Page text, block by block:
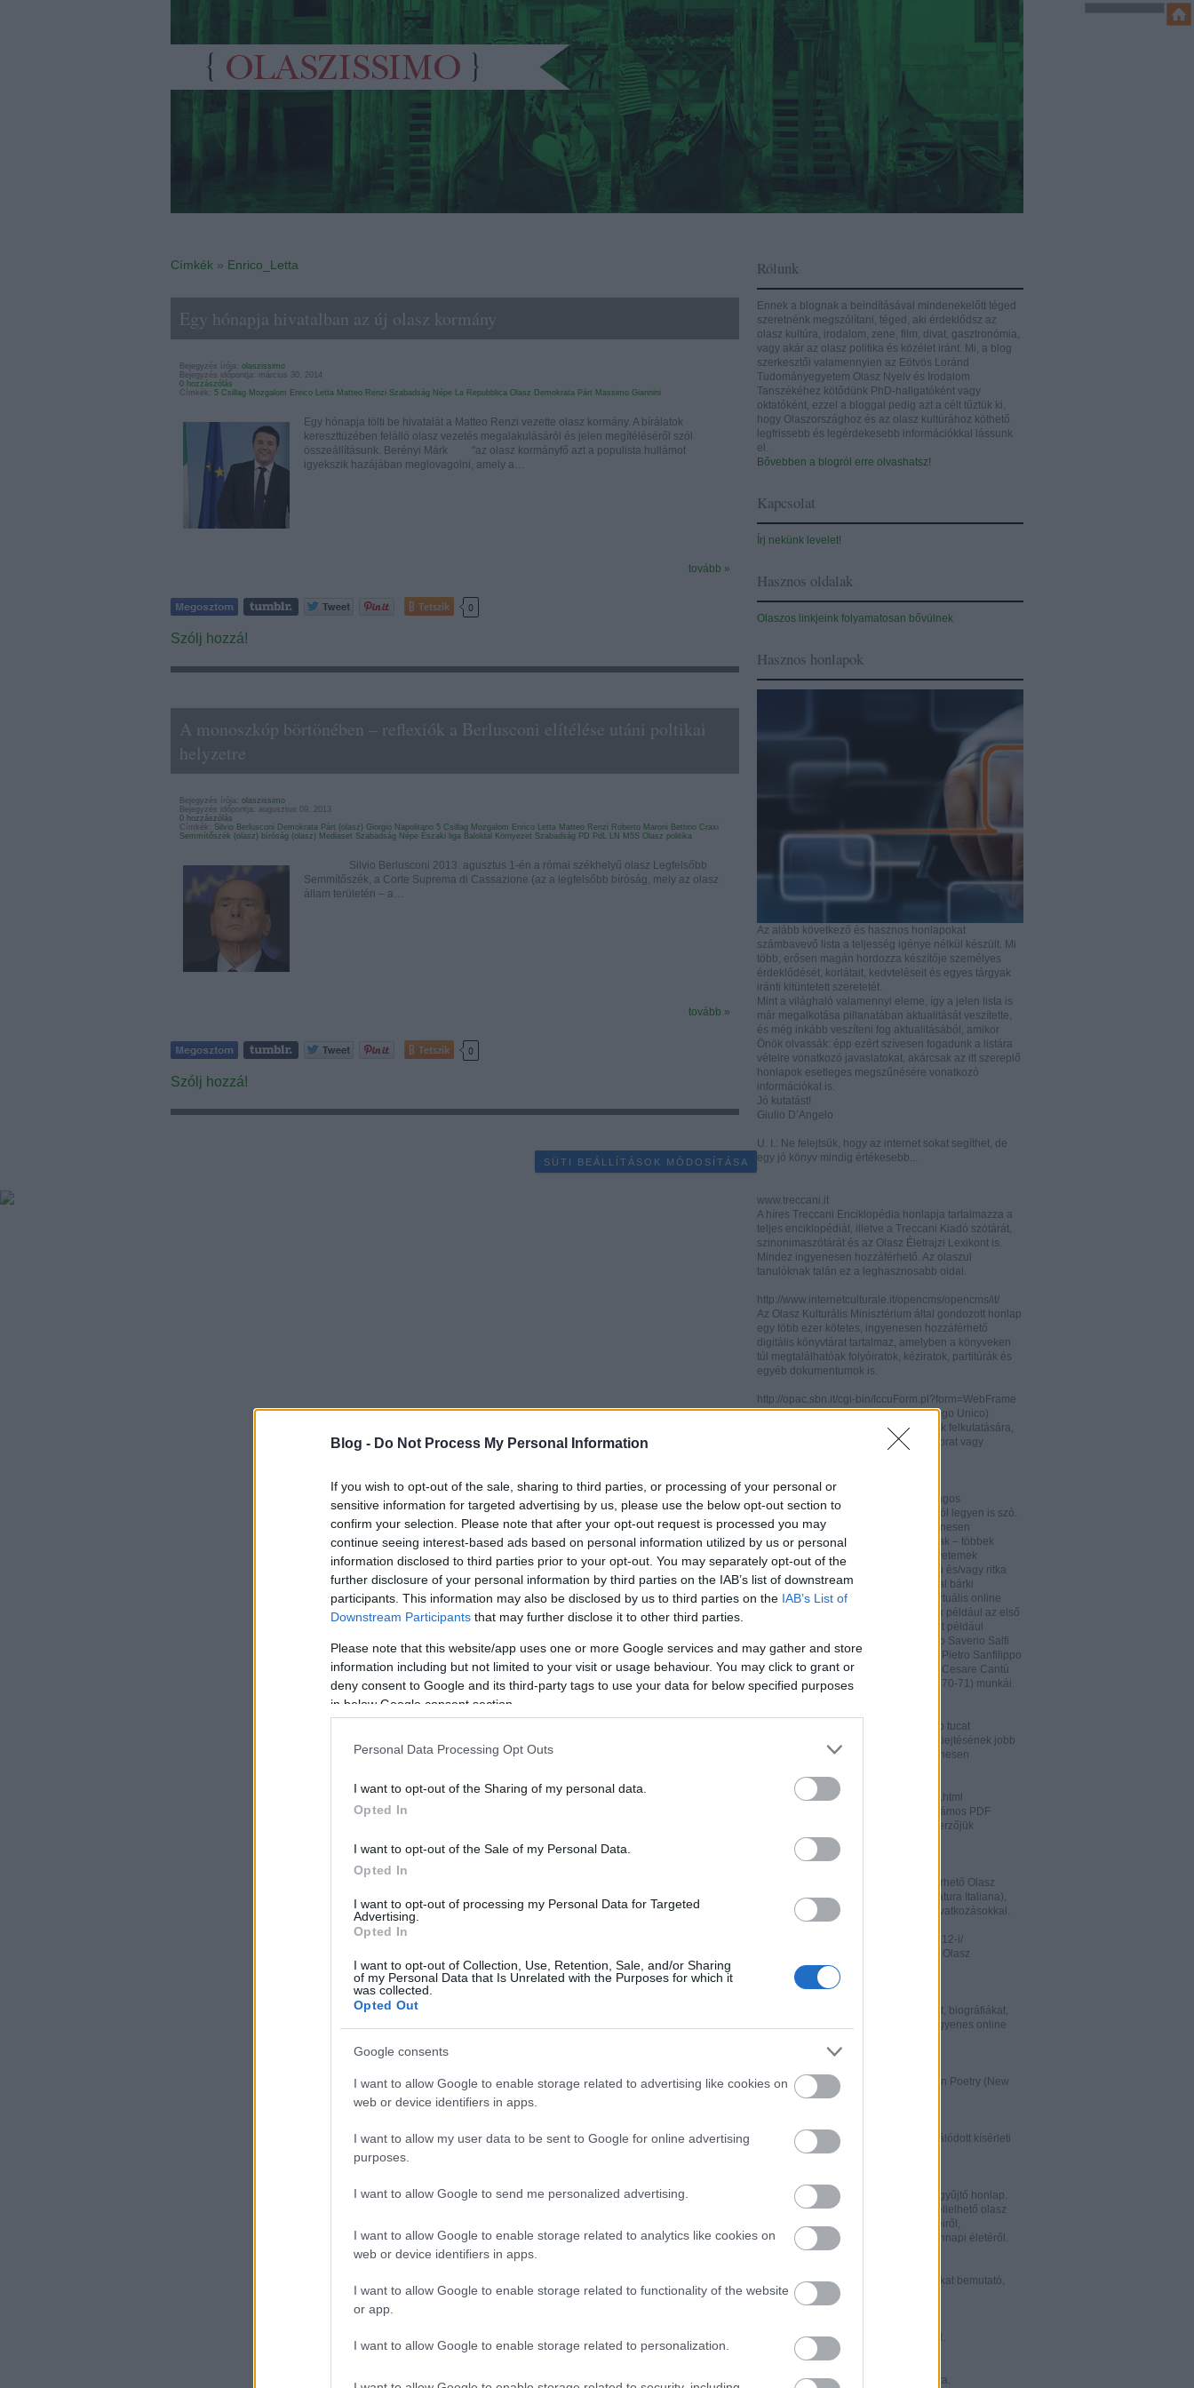
Blog - Do Not Process My Personal Information
If you wish to opt-out of the sale, sharing to third parties, or processing of your personal or
sensitive information for targeted advertising by us, please use the below opt-out section to
confirm your selection. Please note that after your opt-out request is processed you may
continue seeing interest-based ads based on personal information utilized by us or personal
information disclosed to third parties prior to your opt-out. You may separately opt-out of the
further disclosure of your personal information by third parties on the IAB’s list of downstream
participants. This information may also be disclosed by us to third parties on the IAB’s List of
Downstream Participants that may further disclose it to other third parties.
Please note that this website/app uses one or more Google services and may gather and store
information including but not limited to your visit or usage behaviour. You may click to grant or
deny consent to Google and its third-party tags to use your data for below specified purposes
in below Google consent section.
Personal Data Processing Opt Outs
I want to opt-out of the Sharing of my personal data.
Opted In
I want to opt-out of the Sale of my Personal Data.
Opted In
I want to opt-out of processing my Personal Data for Targeted
Advertising.
Opted In
I want to opt-out of Collection, Use, Retention, Sale, and/or Sharing
of my Personal Data that Is Unrelated with the Purposes for which it
was collected.
Opted Out
Google consents
I want to allow Google to enable storage related to advertising like cookies on
web or device identifiers in apps.
I want to allow my user data to be sent to Google for online advertising
purposes.
I want to allow Google to send me personalized advertising.
I want to allow Google to enable storage related to analytics like cookies on
web or device identifiers in apps.
I want to allow Google to enable storage related to functionality of the website
or app.
I want to allow Google to enable storage related to personalization.
Rólunk
Ennek a blognak a beindításával mindenekelőtt téged
szeretnénk megszólítani, téged, aki érdeklődsz az
olasz kultúra, irodalom, zene, film, divat, gasztronómia,
vagy akár az olasz politika és közélet iránt. Mi, a blog
szerkesztői valamennyien az Eötvös Loránd
Tudományegyetem Olasz Nyelv és Irodalom
Tanszékéhez kötődünk PhD-hallgatóként vagy
oktatóként, ezzel a bloggal pedig azt a célt tűztük ki,
hogy Olaszországhoz és az olasz kultúrához köthető
legfrissebb és legérdekesebb információkkal lássunk
el.
Bővebben a blogról erre olvashatsz!
Kapcsolat
Írj nekünk levelet!
Hasznos oldalak
Olaszos linkjeink folyamatosan bővülnek
Hasznos honlapok
Az alább következő és hasznos honlapokat
számbavevő lista a teljesség igénye nélkül készült. Mi
több, erősen magán hordozza készítője személyes
érdeklődését, korlátait, kedvteléseit és egyes tárgyak
iránti kitüntetett szeretetét.
Mint a világhaló valamennyi eleme, így a jelen lista is
már megalkotása pillanatában aktualitását veszítette,
és még inkább veszíteni fog aktualitásából, amikor
Önök olvassák: épp ezért szívesen fogadunk a listára
vételre vonatkozó javaslatokat, akárcsak az itt szereplő
honlapok esetleges megszűnésére vonatkozó
információkat is.
Jó kutatást!
Giulio D’Angelo
U. I.: Ne felejtsük, hogy az internet sokat segíthet, de
egy jó könyv mindig értékesebb...
www.treccani.it
A híres Treccani Enciklopédia honlapja tartalmazza a
teljes enciklopédiát, illetve a Treccani Kiadó szótárát,
szinonimaszótárát és az Olasz Életrajzi Lexikont is.
Mindez ingyenesen hozzáférhető. Az olaszul
tanulóknak talán ez a leghasznosabb oldal.
http://www.internetculturale.it/opencms/opencms/it/
Az Olasz Kulturális Minisztérium által gondozott honlap
egy több ezer kötetes, ingyenesen hozzáférhető
digitális könyvtárat tartalmaz, amelyben a könyveken
túl megtalálhatóak folyóiratok, kéziratok, partitúrák és
egyéb dokumentumok is.
http://opac.sbn.it/cgi-bin/IccuForm.pl?form=WebFrame
Az ICCU (Istituto Centrale per il Catalogo Unico)
keresőrendszere. Hasznos lehet annak felkutatására,
hogy hol lelhető fel egy-egy könyv, kézirat vagy
http://books.google.it/
A könyveknek és folyóiratoknak valóságos
kincseskamrája ez, bármelyik századról legyen is szó.
Ezen az oldalon olvashatóak és ingyenesen
letölthetőek minden nemzetiségű írónak – többek
között olaszoknak is – az amerikai egyetemek
könyvtáraiban digitalizált, első kiadású és/vagy ritka
könyvei. Egy Google vagy Gmail fiókkal bárki
létrehozhatja és megőrizheti a saját virtuális online
könyvtárát. A honlapon megtalálhatóak például az első
olasz irodalomtörténeti munkák is, mint például
Girolamo Tiraboschi (1825), Francesco Saverio Salfi
(1834), Giuseppe Maffei (1852-1853), Pietro Sanfilippo
(1859), Paolo Emiliani-Giudici (1863), Cesare Cantù
(1865) vagy Francesco De Sanctis (1870-71) munkái.
2.495 e-könyv, 6.320 zenei darab, több tucat
hangoskönyv segíthet az olasz nyelv kiejtésének jobb
elsajátításában. Valamennyi file ingyenesen
http://www.letteraturaitaliana.net/index.html
Az előzőhöz nagyon hasonló oldal, számos PDF
formátumú olasz irodalmi művel és szerzőjük
életrajzával gazdagítva.
Antonio Piromalli ingyenesen hozzáférhető Olasz
irodalomtörténet-e (Storia della Letteratura Italiana),
digitális keresőprogrammal és hiperhivatkozásokkal.
http://www3.unibo.it/boll900/numeri/2012-i/
«Bollettino '900». A Bolognai Egyetem Olasz
Tanszékének online folyóirata.
Régi és kortárs olasz irodalmi műveket, biográfiákat,
szerzőket és recenziókat bemutató, ingyenes online
Gradiva - International Journal of Italian Poetry (New
York - Roma)
Az iskolai irodalomoktatásra specializálódott kísérleti
folyóirat.
A világ italianisztikai folyóiratait egybegyűjtő honlap.
Számos információt kínál a világban fellelhető olasz
tanszékek folyóiratairól, kiadott könyveiről,
publikációiról, ösztöndíjairól és mindennapi életéről.
Régi és ritka történelmi dokumentumokat bemutató,
érdekes és könnyen átlátható honlap.
Irodalmi és egyéb témákat kínáló oldal.
A rangos olasz folyóirat online változata.
Címkék » Enrico_Letta
Egy hónapja hivatalban az új olasz kormány
Bejegyzés írója: olaszissimo
Bejegyzés időpontja: március 30, 2014
0 hozzászólás
Címkék: 5 Csillag Mozgalom Enrico Letta Matteo Renzi Szabadság Népe La Repubblica Olasz Demokrata Párt Massimo Giannini
Egy hónapja tölti be hivatalát a Matteo Renzi vezette olasz kormány. A bírálatok
kereszttüzében felálló olasz vezetés megalakulásáról és jelen megítéléséről szól
összeállításunk. Berényi Márk "az olasz kormányfő azt a populista hullámot
igyekszik hazájában meglovagolni, amely a…
tovább »
Tetszik 0
Szólj hozzá!
A monoszkóp börtönében – reflexiók a Berlusconi elítélése utáni poltikai
helyzetre
Bejegyzés írója: olaszissimo
Bejegyzés időpontja: augusztus 09, 2013
0 hozzászólás
Címkék: Silvio Berlusconi Demokrata Párt (olasz) Giorgio Napolitano 5 Csillag Mozgalom Enrico Letta Matteo Renzi Roberto Maroni Bettino Craxi
Semmítőszék (olasz) bíróság (olasz) Mediaset Szabadság Népe Északi liga Baloldal Környezet Szabadság PD PdL LN M5S Olasz politika
Silvio Berlusconi 2013. agusztus 1-én a római székhelyű olasz Legfelsőbb
Semmítőszék, a Corte Suprema di Cassazione (az a legfelsőbb bíróság, mely az olasz
állam területén – a…
tovább »
Tetszik 0
Szólj hozzá!
SÜTI BEÁLLÍTÁSOK MÓDOSÍTÁSA